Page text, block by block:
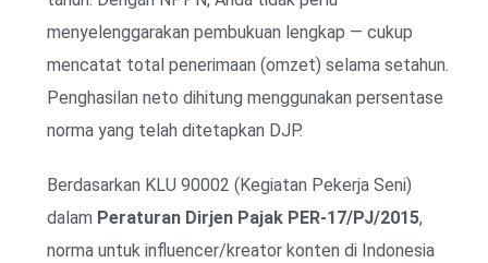
menyelenggarakan pembukuan lengkap — cukup
mencatat total penerimaan (omzet) selama setahun.
Penghasilan neto dihitung menggunakan persentase
norma yang telah ditetapkan DJP.
Berdasarkan KLU 90002 (Kegiatan Pekerja Seni)
dalam Peraturan Dirjen Pajak PER-17/PJ/2015,
norma untuk influencer/kreator konten di Indonesia